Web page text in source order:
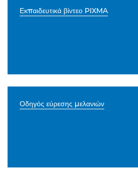
Εκπαιδευτικά βίντεο PIXMA
Οδηγός εύρεσης μελανιών